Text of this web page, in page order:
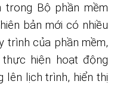
trong Bộ phần mềm
bản mới có nhiều
trình của phần mềm,
hiện hoạt động
lên lịch trình, hiển thị